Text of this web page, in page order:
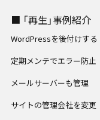
■ 「再生」事例紹介
WordPressを後付けする
定期メンテでエラー防止
メールサーバーも管理
サイトの管理会社を変更